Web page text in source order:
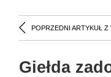
POPRZEDNI ARTYKUŁ Z
Giełda